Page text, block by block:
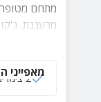
מתחם מטופח
מרעננת,
מאפייני
2 צימרים